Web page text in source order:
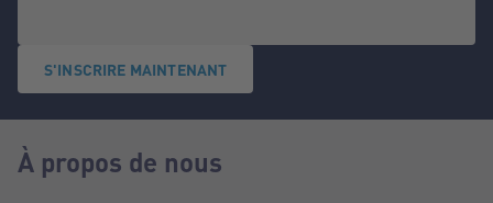
S'INSCRIRE MAINTENANT
À propos de nous